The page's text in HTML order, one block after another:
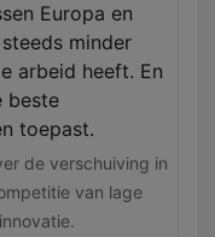
Europa en
minder
arbeid heeft. En
beste
toepast.
de verschuiving in
van lage